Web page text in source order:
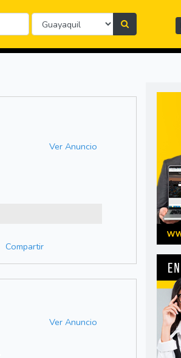
Ver Anuncio
Compartir
Ver Anuncio